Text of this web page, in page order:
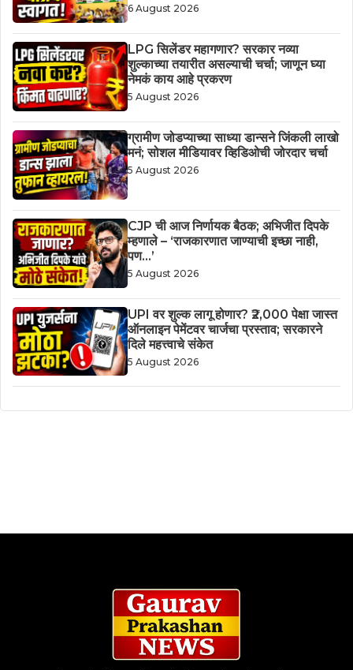
6 August 2026
LPG सिलेंडर महागणार? सरकार नव्या
शुल्काच्या तयारीत असल्याची चर्चा; जाणून घ्या
नेमकं काय आहे प्रकरण
5 August 2026
ग्रामीण जोडप्याच्या साध्या डान्सने जिंकली लाखो
मनं; सोशल मीडियावर व्हिडिओची जोरदार चर्चा
5 August 2026
CJP ची आज निर्णायक बैठक; अभिजीत दिपके
म्हणाले – ‘राजकारणात जाण्याची इच्छा नाही,
पण…’
5 August 2026
UPI वर शुल्क लागू होणार? ₹2,000 पेक्षा जास्त
ऑनलाइन पेमेंटवर चार्जचा प्रस्ताव; सरकारने
दिले महत्त्वाचे संकेत
5 August 2026